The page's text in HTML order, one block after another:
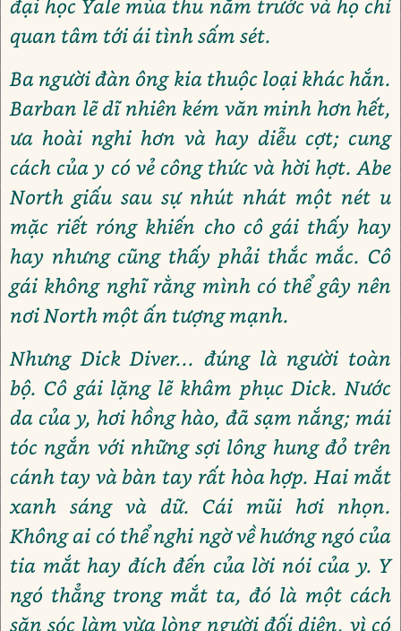
đại học Yale mùa thu năm trước và họ chỉ
quan tâm tới ái tình sấm sét.
Ba người đàn ông kia thuộc loại khác hắn.
Barban lẽ dĩ nhiên kém văn minh hơn hết,
ưa hoài nghi hơn và hay diễu cợt; cung
cách của y có vẻ công thức và hời hợt. Abe
North giấu sau sự nhút nhát một nét u
mặc riết róng khiến cho cô gái thấy hay
hay nhưng cũng thấy phải thắc mắc. Cô
gái không nghĩ rằng mình có thể gây nên
nơi North một ấn tượng mạnh.
Nhưng Dick Diver... đúng là người toàn
bộ. Cô gái lặng lẽ khâm phục Dick. Nước
da của y, hơi hồng hào, đã sạm nắng; mái
tóc ngắn với những sợi lông hung đỏ trên
cánh tay và bàn tay rất hòa hợp. Hai mắt
xanh sáng và dữ. Cái mũi hơi nhọn.
Không ai có thể nghi ngờ về hướng ngó của
tia mắt hay đích đến của lời nói của y. Y
ngó thẳng trong mắt ta, đó là một cách
săn sóc làm vừa lòng người đối diện, vì có